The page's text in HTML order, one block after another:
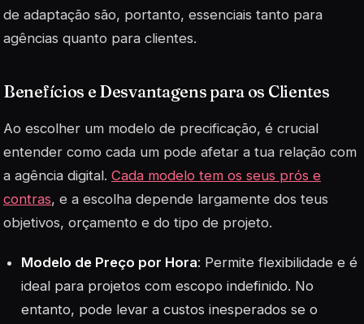
de adaptação são, portanto, essenciais tanto para
agências quanto para clientes.
Benefícios e Desvantagens para os Clientes
Ao escolher um modelo de precificação, é crucial
entender como cada um pode afetar a tua relação com
a agência digital. Cada modelo tem os seus prós e
contras, e a escolha depende largamente dos teus
objetivos, orçamento e do tipo de projeto.
Modelo de Preço por Hora: Permite flexibilidade e é
ideal para projetos com escopo indefinido. No
entanto, pode levar a custos inesperados se o